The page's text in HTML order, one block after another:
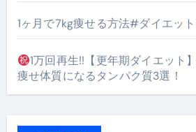
1ヶ月で7kg痩せる方法#ダイエッ
1万回再生!!【更年期ダイエット
痩せ体質になるタンパク質3選！